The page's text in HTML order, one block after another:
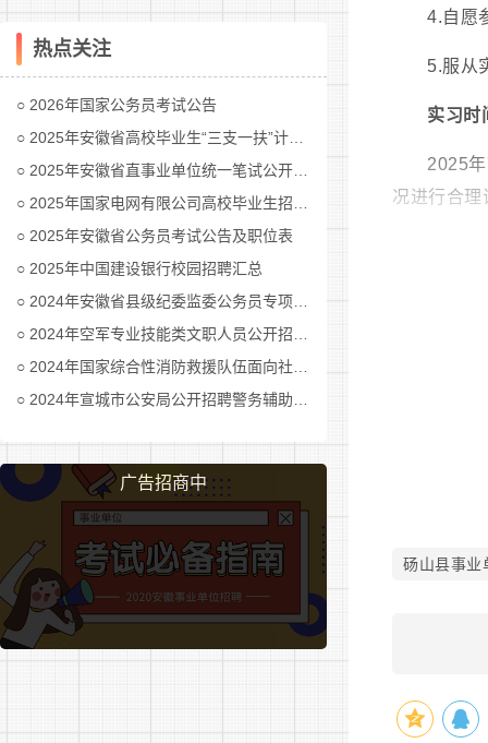
热点关注
2026年国家公务员考试公告
2025年安徽省高校毕业生“三支一扶”计划招募公告
2025年安徽省直事业单位统一笔试公开招聘工作人员公告
2025年国家电网有限公司高校毕业生招聘公告(第二批)汇总
2025年安徽省公务员考试公告及职位表
2025年中国建设银行校园招聘汇总
2024年安徽省县级纪委监委公务员专项招考公告及职位表汇总
2024年空军专业技能类文职人员公开招考公告
2024年国家综合性消防救援队伍面向社会招录消防员公告
2024年宣城市公安局公开招聘警务辅助人员公告
广告招商中
4.自愿
5.服从
实习时
2025
况进行合理
发送到相
砀山县
砀山县事业